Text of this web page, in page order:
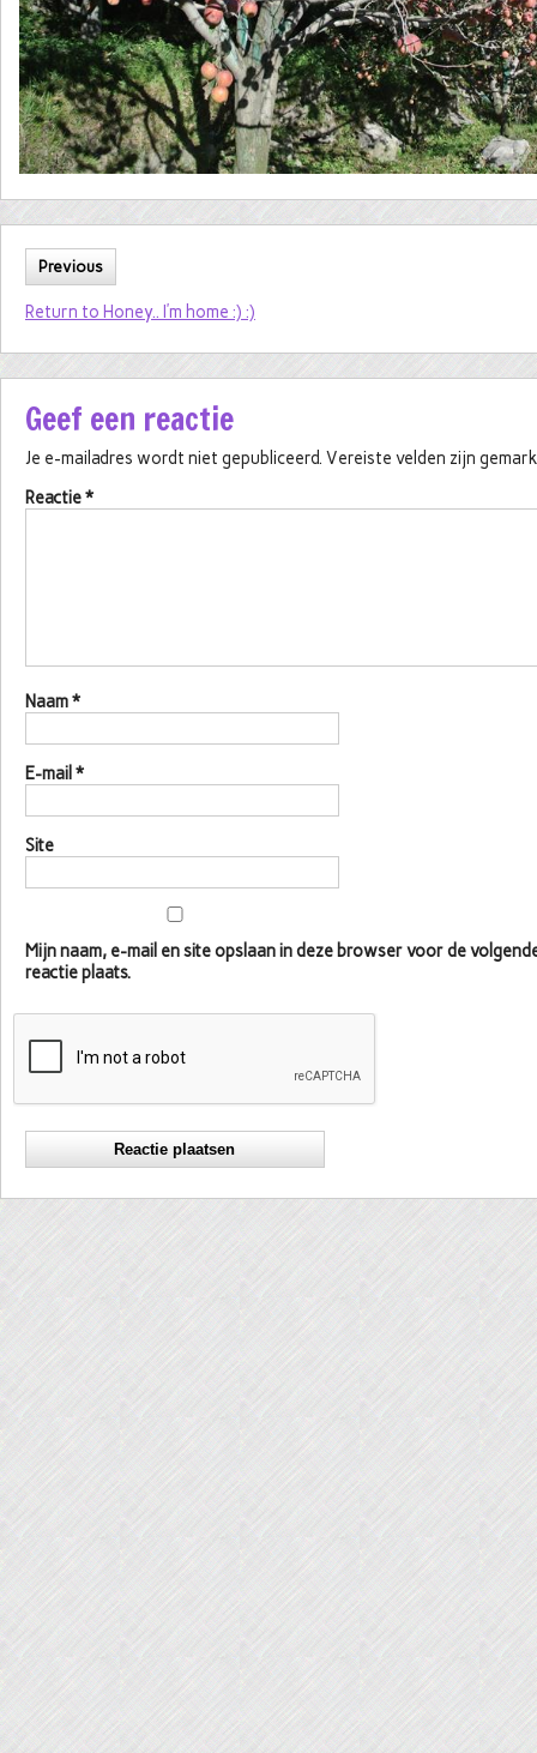
Previous
Return to Honey.. I’m home :) :)
Geef een reactie
Je e-mailadres wordt niet gepubliceerd. Vereiste velden zijn
Reactie*
Naam*
E-mail *
Site
Mijn naam, e-mail en site opslaan in deze browser voor de
reactie plaats.